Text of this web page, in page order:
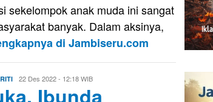
sekelompok anak muda ini sangat
banyak. Dalam aksinya,
di Jambiseru.com
Firman
22 Des 2022 - 12:18 WIB
Ibunda